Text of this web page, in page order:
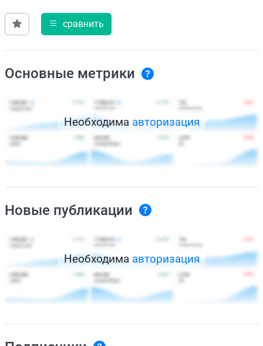
сравнить
Основные метрики
Необходима авторизация
Новые публикации
Необходима авторизация